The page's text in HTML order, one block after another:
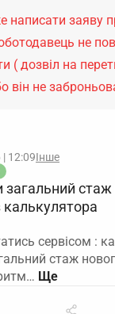
написати заяву
не
( дозвіл на
він не
12:09Інше
загальний стаж
калькулятора
сервісом :
стаж